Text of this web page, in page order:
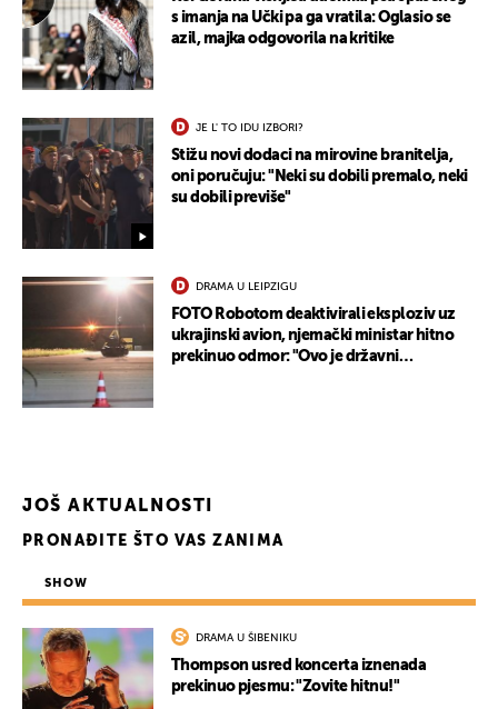
s imanja na Učki pa ga vratila: Oglasio se
azil, majka odgovorila na kritike
JE L' TO IDU IZBORI?
Stižu novi dodaci na mirovine branitelja,
oni poručuju: "Neki su dobili premalo, neki
su dobili previše"
DRAMA U LEIPZIGU
FOTO Robotom deaktivirali eksploziv uz
ukrajinski avion, njemački ministar hitno
prekinuo odmor: "Ovo je državni
JOŠ AKTUALNOSTI
PRONAĐITE ŠTO VAS ZANIMA
SHOW
DRAMA U ŠIBENIKU
Thompson usred koncerta iznenada
prekinuo pjesmu: "Zovite hitnu!"